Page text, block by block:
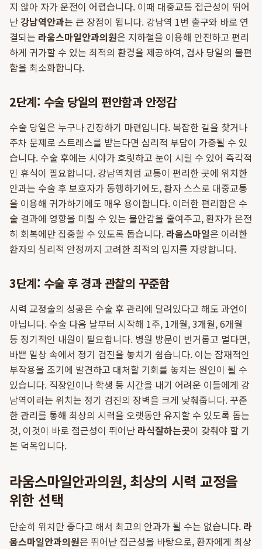
지 않아 자가 운전이 어렵습니다. 이때 대중교통 접근성이 뛰어
난 강남역안과는 큰 장점이 됩니다. 강남역 1번 출구와 바로 연
결되는 라움스마일안과의원은 지하철을 이용해 안전하고 편리
하게 귀가할 수 있는 최적의 환경을 제공하여, 검사 당일의 불편
함을 최소화합니다.
2단계: 수술 당일의 편안함과 안정감
수술 당일은 누구나 긴장하기 마련입니다. 복잡한 길을 찾거나
주차 문제로 스트레스를 받는다면 심리적 부담이 가중될 수 있
습니다. 수술 후에는 시야가 흐릿하고 눈이 시릴 수 있어 즉각적
인 휴식이 필요합니다. 강남역처럼 교통이 편리한 곳에 위치한
안과는 수술 후 보호자가 동행하기에도, 환자 스스로 대중교통
을 이용해 귀가하기에도 매우 용이합니다. 이러한 편리함은 수
술 결과에 영향을 미칠 수 있는 불안감을 줄여주고, 환자가 온전
히 회복에만 집중할 수 있도록 돕습니다. 라움스마일은 이러한
환자의 심리적 안정까지 고려한 최적의 입지를 자랑합니다.
3단계: 수술 후 경과 관찰의 꾸준함
시력 교정술의 성공은 수술 후 관리에 달려있다고 해도 과언이
아닙니다. 수술 다음 날부터 시작해 1주, 1개월, 3개월, 6개월
등 정기적인 내원이 필요합니다. 병원 방문이 번거롭고 멀다면,
바쁜 일상 속에서 정기 검진을 놓치기 쉽습니다. 이는 잠재적인
부작용을 조기에 발견하고 대처할 기회를 놓치는 원인이 될 수
있습니다. 직장인이나 학생 등 시간을 내기 어려운 이들에게 강
남역이라는 위치는 정기 검진의 장벽을 크게 낮춰줍니다. 꾸준
한 관리를 통해 최상의 시력을 오랫동안 유지할 수 있도록 돕는
것, 이것이 바로 접근성이 뛰어난 라식잘하는곳이 갖춰야 할 기
본 덕목입니다.
라움스마일안과의원, 최상의 시력 교정을
위한 선택
단순히 위치만 좋다고 해서 최고의 안과가 될 수는 없습니다. 라
움스마일안과의원은 뛰어난 접근성을 바탕으로, 환자에게 최상